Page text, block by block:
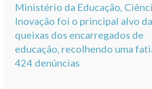
Ministério da Educação,
Inovação foi o principal alvo
queixas dos encarregados de
educação, recolhendo uma
424 denúncias